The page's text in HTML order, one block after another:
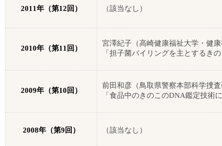
2011年（第12 回） （該当なし）
2010年（第11 回）
宮澤紀子（高崎健康福祉大学・健
「担子菌バイリングを主とするき
2009年（第10 回）
前田和彦（鳥取県警察本部科学捜
「食品中のきのこのDNA鑑定技術
2008年（第9 回） （該当なし）